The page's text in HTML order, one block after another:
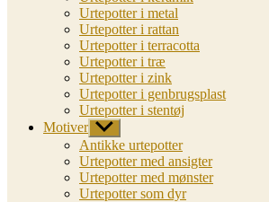
Urtepotter i metal
Urtepotter i rattan
Urtepotter i terracotta
Urtepotter i træ
Urtepotter i zink
Urtepotter i genbrugsplast
Urtepotter i stentøj
Motiver Vis
undermenu
Antikke urtepotter
Urtepotter med ansigter
Urtepotter med mønster
Urtepotter som dyr